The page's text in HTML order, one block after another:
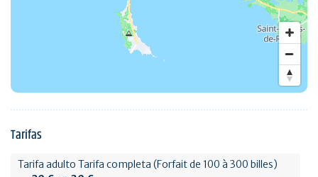
Tarifas
Tarifa adulto Tarifa completa (Forfait de 100 à 300 billes)